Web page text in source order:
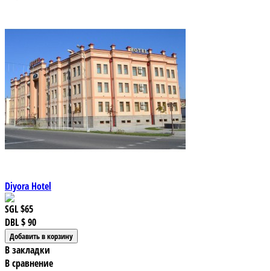
Diyora Hotel
SGL$65
DBL$ 90
В закладки
В сравнение